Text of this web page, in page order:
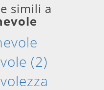
simili a
(2)